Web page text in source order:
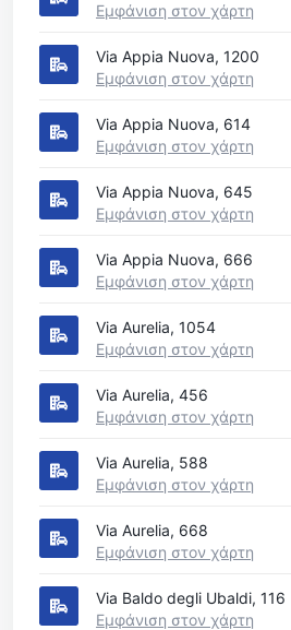
Εμφάνιση στον χάρτη
Via Appia Nuova, 1200
Εμφάνιση στον χάρτη
Via Appia Nuova, 614
Εμφάνιση στον χάρτη
Via Appia Nuova, 645
Εμφάνιση στον χάρτη
Via Appia Nuova, 666
Εμφάνιση στον χάρτη
Via Aurelia, 1054
Εμφάνιση στον χάρτη
Via Aurelia, 456
Εμφάνιση στον χάρτη
Via Aurelia, 588
Εμφάνιση στον χάρτη
Via Aurelia, 668
Εμφάνιση στον χάρτη
Via Baldo degli Ubaldi, 116
Εμφάνιση στον χάρτη